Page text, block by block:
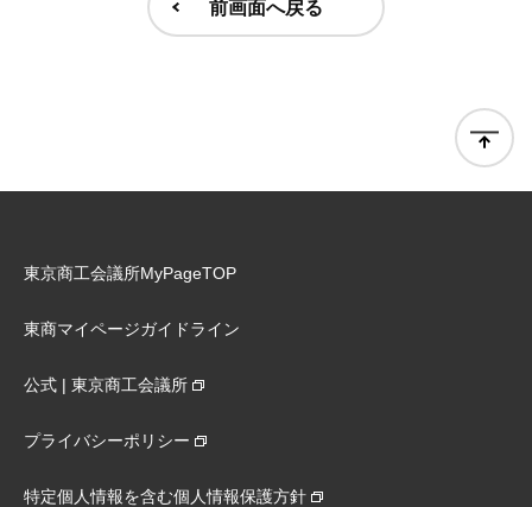
前画面へ戻る
東京商工会議所MyPageTOP
東商マイページガイドライン
公式 | 東京商工会議所
プライバシーポリシー
特定個人情報を含む個人情報保護方針